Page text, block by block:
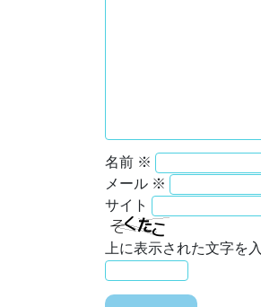
名前 ※
メール ※
サイト
上に表示された文字を